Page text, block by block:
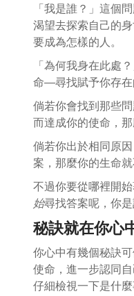
「我是誰？」這個
渴望去探索自己的
要成為怎樣的人。
「為何我身在此處
命—尋找賦予你存在
倘若你會找到那些
而達成你的使命，
倘若你出於相同原因
案，那麼你的生命就
不過你要從哪裡開
始尋找答案呢，你
秘訣就在你心
你心中有幾個秘訣
使命，進一步認同
仔細檢視一下是什